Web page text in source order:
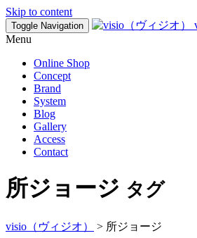
Skip to content
Toggle Navigation
Menu
Online Shop
Concept
Brand
System
Blog
Gallery
Access
Contact
所ジョージ タグ
visio（ヴィジオ） > 所ジョージ